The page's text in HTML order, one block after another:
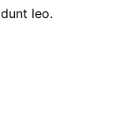
leo.